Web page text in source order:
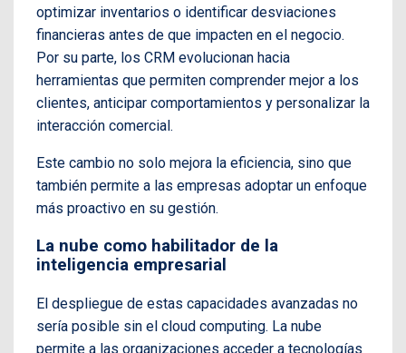
optimizar inventarios o identificar desviaciones
financieras antes de que impacten en el negocio.
Por su parte, los CRM evolucionan hacia
herramientas que permiten comprender mejor a los
clientes, anticipar comportamientos y personalizar la
interacción comercial.
Este cambio no solo mejora la eficiencia, sino que
también permite a las empresas adoptar un enfoque
más proactivo en su gestión.
La nube como habilitador de la
inteligencia empresarial
El despliegue de estas capacidades avanzadas no
sería posible sin el cloud computing. La nube
permite a las organizaciones acceder a tecnologías